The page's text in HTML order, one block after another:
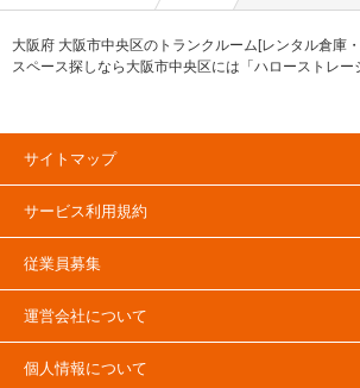
大阪府 大阪市中央区のトランクルーム[レンタル倉庫
スペース探しなら大阪市中央区には「ハローストレ
調完備・24時間出し入れ可能などの希望条件で絞込
な方法でご希望の収納スペースを簡単に探せるトラン
す。大阪市中央区で気になるトランクルームを見つけ
サイトマップ
サービス利用規約
従業員募集
運営会社について
個人情報について